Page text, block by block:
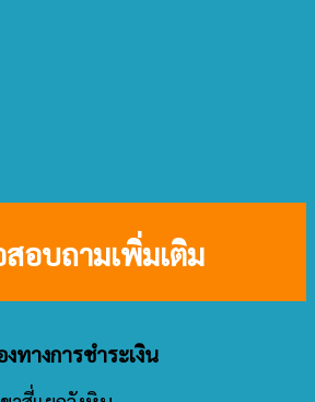
อบถามเพิ่มเติม
งทางการชำระเงิน